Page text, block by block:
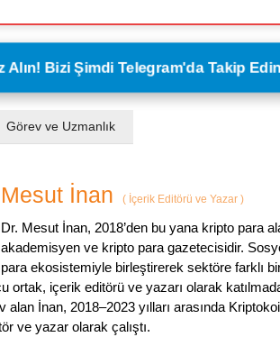
Alın! Bizi Şimdi Telegram'da Takip
Görev ve Uzmanlık
Mesut İnan ( İçerik Editörü ve Yazar )
Dr. Mesut İnan, 2018’den bu yana kripto para
akademisyen ve kripto para gazetecisidir.
para ekosistemiyle birleştirerek sektöre farklı
ortak, içerik editörü ve yazarı olarak
alan İnan, 2018–2023 yılları arasında
ve yazar olarak çalıştı.